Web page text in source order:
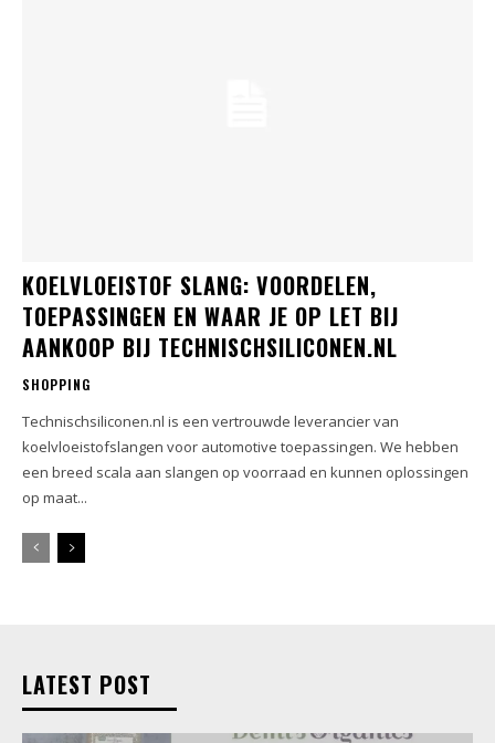
KOELVLOEISTOF SLANG: VOORDELEN,
TOEPASSINGEN EN WAAR JE OP LET BIJ
AANKOOP BIJ TECHNISCHSILICONEN.NL
SHOPPING
Technischsiliconen.nl is een vertrouwde leverancier van
koelvloeistofslangen voor automotive toepassingen. We hebben
een breed scala aan slangen op voorraad en kunnen oplossingen
op maat...
LATEST POST